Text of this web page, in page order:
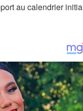
au calendrier